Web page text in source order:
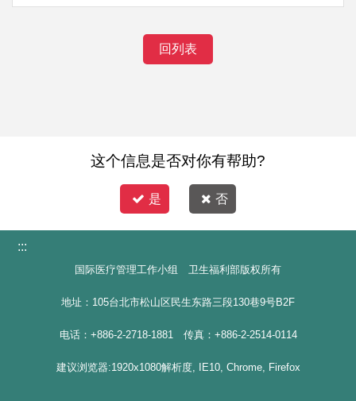
回列表
这个信息是否对你有帮助?
是 否
:::
国际医疗管理工作小组 卫生福利部版权所有
地址：105台北市松山区民生东路三段130巷9号B2F
电话：+886-2-2718-1881 传真：+886-2-2514-0114
建议浏览器:1920x1080解析度, IE10, Chrome, Firefox